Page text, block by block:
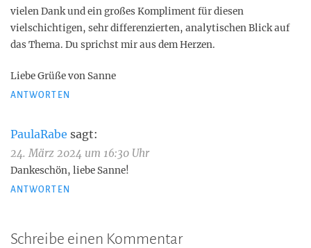
vielen Dank und ein großes Kompliment für diesen
vielschichtigen, sehr differenzierten, analytischen Blick auf
das Thema. Du sprichst mir aus dem Herzen.
Liebe Grüße von Sanne
ANTWORTEN
PaulaRabe sagt:
24. März 2024 um 16:30 Uhr
Dankeschön, liebe Sanne!
ANTWORTEN
Schreibe einen Kommentar